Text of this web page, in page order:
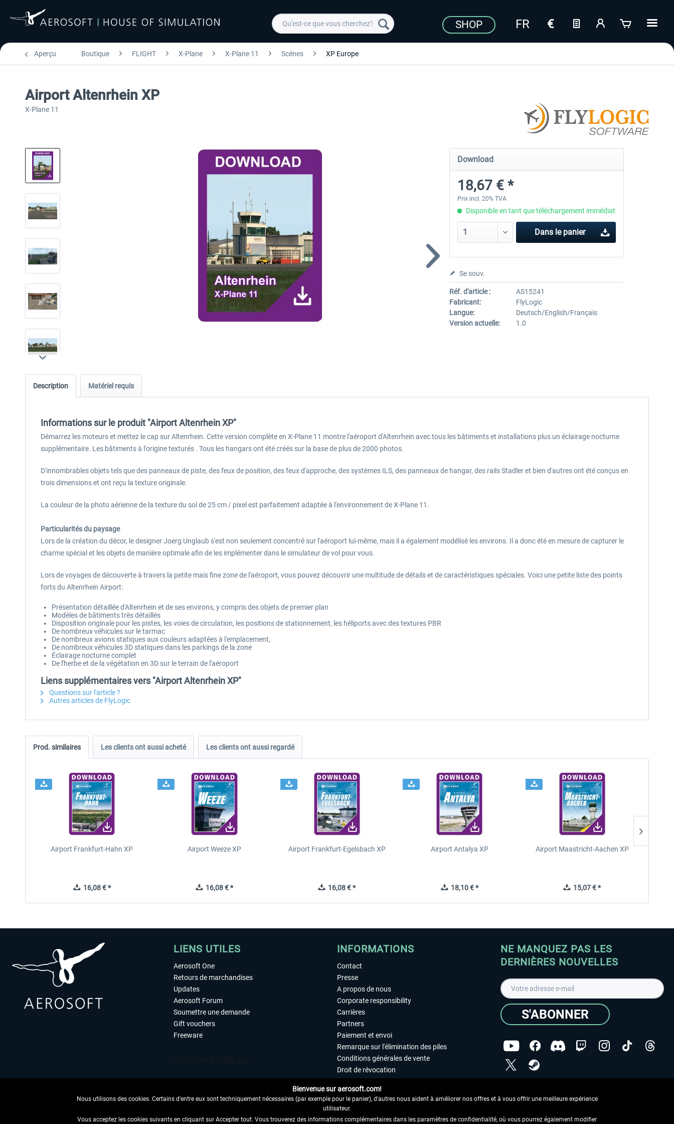
SHOP
Aperçu Boutique FLIGHT X-Plane X-Plane 11 Scénes XP Europe
Airport Altenrhein XP
X-Plane 11
Download
18,67 € *
Prix incl. 20% TVA
Disponible en tant que téléchargement immédiat
Dans le panier
Se souv.
Réf. d'article :
AS15241
Fabricant:
FlyLogic
Langue:
Deutsch/English/Français
Version actuelle:
1.0
Description Matériel requis
Informations sur le produit "Airport Altenrhein XP"
Démarrez les moteurs et mettez le cap sur Altenrhein. Cette version complète en X-Plane 11 montre l'aéroport d'Altenrhein avec tous les bâtiments et installations plus un éclairage nocturne
supplémentaire. Les bâtiments à l'origine texturés . Tous les hangars ont été créés sur la base de plus de 2000 photos.
D'innombrables objets tels que des panneaux de piste, des feux de position, des feux d'approche, des systèmes ILS, des panneaux de hangar, des rails Stadler et bien d'autres ont été conçus en
trois dimensions et ont reçu la texture originale.
La couleur de la photo aérienne de la texture du sol de 25 cm / pixel est parfaitement adaptée à l'environnement de X-Plane 11.
Particularités du paysage
Lors de la création du décor, le designer Joerg Unglaub s'est non seulement concentré sur l'aéroport lui-même, mais il a également modélisé les environs. Il a donc été en mesure de capturer le
charme spécial et les objets de manière optimale afin de les implémenter dans le simulateur de vol pour vous.
Lors de voyages de découverte à travers la petite mais fine zone de l'aéroport, vous pouvez découvrir une multitude de détails et de caractéristiques spéciales. Voici une petite liste des points
forts du Altenrhein Airport:
Présentation détaillée d'Altenrhein et de ses environs, y compris des objets de premier plan
Modèles de bâtiments très détaillés
Disposition originale pour les pistes, les voies de circulation, les positions de stationnement, les héliports avec des textures PBR
De nombreux véhicules sur le tarmac
De nombreux avions statiques aux couleurs adaptées à l'emplacement,
De nombreux véhicules 3D statiques dans les parkings de la zone
Éclairage nocturne complet
De l'herbe et de la végétation en 3D sur le terrain de l'aéroport
Liens supplémentaires vers "Airport Altenrhein XP"
Questions sur l'article ?
Autres articles de FlyLogic
Prod. similaires Les clients ont aussi acheté Les clients ont aussi regardé
Airport Frankfurt-Hahn XP
16,08 € *
Airport Weeze XP
16,08 € *
Airport Frankfurt-Egelsbach XP
16,08 € *
Airport Antalya XP
18,10 € *
Airport Maastricht-Aachen XP
15,07 € *
LIENS UTILES
Aerosoft One
Retours de marchandises
Updates
Aerosoft Forum
Soumettre une demande
Gift vouchers
Freeware
INFORMATIONS
Contact
Presse
A propos de nous
Corporate responsibility
Carrières
Partners
Paiement et envoi
Remarque sur l'élimination des piles
Conditions générales de vente
Droit de révocation
Accessibilité
Mentions légales
NE MANQUEZ PAS LES
DERNIÈRES NOUVELLES
S'ABONNER
Copyright © Aerosoft GmbH - Tous droits réservés
Bienvenue sur aerosoft.com!
Nous utilisons des cookies. Certains d'entre eux sont techniquement nécessaires (par exemple pour le panier), d'autres nous aident à améliorer nos offres et à vous offrir une meilleure expérience
utilisateur.
Vous acceptez les cookies suivants en cliquant sur Accepter tout. Vous trouverez des informations complémentaires dans les paramètres de confidentialité, où vous pourrez également modifier